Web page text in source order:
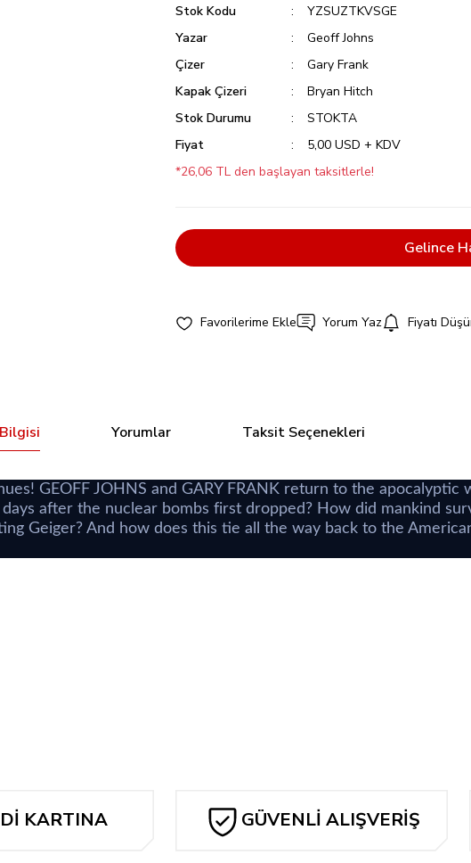
Stok Kodu
YZSUZTKVSGE
Yazar
Geoff Johns
Çizer
Gary Frank
Kapak Çizeri
Bryan Hitch
Stok Durumu
STOKTA
Fiyat
5,00 USD + KDV
*26,06 TL den başlayan taksitlerle!
Gelince
Yorum Yaz Fiyatı
Yorumlar Taksit Seçenekleri
GEOFF JOHNS and GARY FRANK return to the apocalyptic
after the nuclear bombs first dropped? How did mankind
Geiger? And how does this tie all the way back to the
1.926,27 TL
KARTINA
GÜVENLİ ALIŞVERİŞ